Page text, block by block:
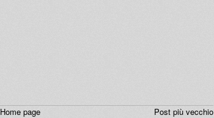
Home page Post più vecchio